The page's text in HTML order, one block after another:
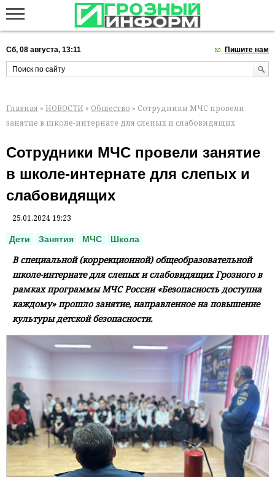
Сб, 08 августа, 13:11 Пишите нам
Главная » НОВОСТИ » Общество » Сотрудники МЧС провели
занятие в школе-интернате для слепых и слабовидящих
Сотрудники МЧС провели занятие
в школе-интернате для слепых и
слабовидящих
25.01.2024 19:23
Дети Занятия МЧС Школа
В специальной (коррекционной) общеобразовательной
школе-интернате для слепых и слабовидящих Грозного в
рамках программы МЧС России «Безопасность доступна
каждому» прошло занятие, направленное на повышение
культуры детской безопасности.